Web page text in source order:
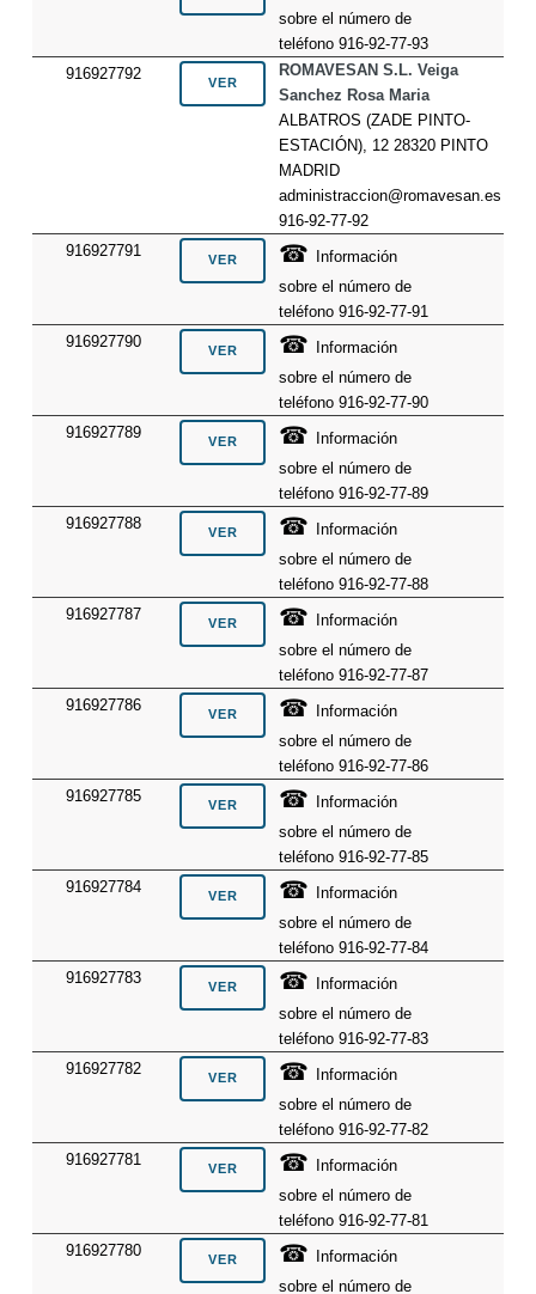
sobre el número de
teléfono 916-92-77-93
916927792
ROMAVESAN S.L. Veiga
Sanchez Rosa Maria
ALBATROS (ZADE PINTO-
ESTACIÓN), 12 28320 PINTO
MADRID
administraccion@romavesan.es
916-92-77-92
916927791
☎
Información
sobre el número de
teléfono 916-92-77-91
916927790
☎
Información
sobre el número de
teléfono 916-92-77-90
916927789
☎
Información
sobre el número de
teléfono 916-92-77-89
916927788
☎
Información
sobre el número de
teléfono 916-92-77-88
916927787
☎
Información
sobre el número de
teléfono 916-92-77-87
916927786
☎
Información
sobre el número de
teléfono 916-92-77-86
916927785
☎
Información
sobre el número de
teléfono 916-92-77-85
916927784
☎
Información
sobre el número de
teléfono 916-92-77-84
916927783
☎
Información
sobre el número de
teléfono 916-92-77-83
916927782
☎
Información
sobre el número de
teléfono 916-92-77-82
916927781
☎
Información
sobre el número de
teléfono 916-92-77-81
916927780
☎
Información
sobre el número de